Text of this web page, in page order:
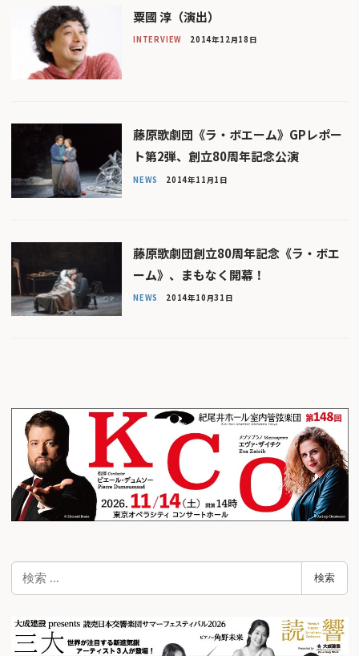
粟國 淳（演出）
INTERVIEW 2014年12月18日
藤原歌劇団《ラ・ボエーム》GPレポー
ト第2弾、創立80周年記念公演
NEWS 2014年11月1日
藤原歌劇団創立80周年記念《ラ・ボエ
ーム》、まもなく開幕！
NEWS 2014年10月31日
検
検索